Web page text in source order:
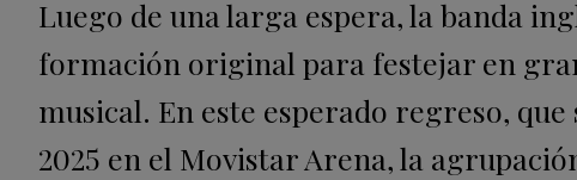
Luego de una larga espera, la banda
formación original para festejar en
musical. En este esperado regreso,
2025 en el Movistar Arena, la